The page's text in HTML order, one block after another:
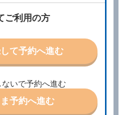
、別に定める予約申込金を支払
の借受条件を変更しようとする
社の承諾を受けなければならな
等）
方法により予約を取り消すこと
ご利用の方
て予約へ進む
いで予約へ進む
予約へ進む